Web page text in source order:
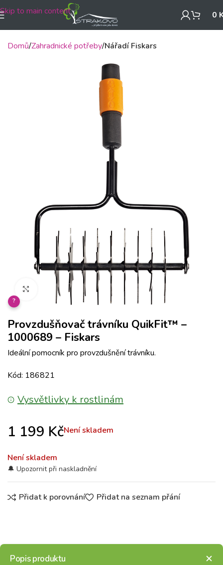
Skip to main content 0
Domů Zahradnické potřeby Nářadí Fiskars
Klikněte pro zvětšení
?
Provzdušňovač trávníku QuikFit™ –
1000689 – Fiskars
Ideální pomocník pro provzdušnění trávníku.
Kód: 186821
Vysvětlivky k rostlinám
1 199 KčNení skladem
Není skladem
Přidat k porovnání Přidat na seznam přání
Popis produktu